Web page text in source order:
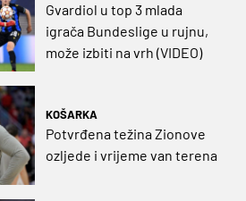
Gvardiol u top 3 mlada
igrača Bundeslige u rujnu,
može izbiti na vrh (VIDEO)
KOŠARKA
Potvrđena težina Zionove
ozljede i vrijeme van terena